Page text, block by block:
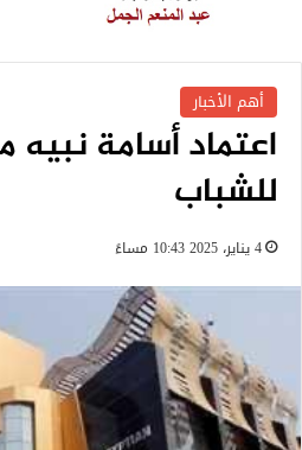
أهم الأخبار
اعتماد أسامة نبيه
للشباب
4 يناير، 2025 10:43 مساءً